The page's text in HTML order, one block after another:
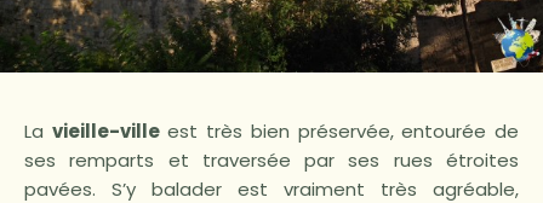
La vieille-villeest très bien préservée, entourée de
ses remparts et traversée par ses rues étroites
pavées. S’y balader est vraiment très agréable,